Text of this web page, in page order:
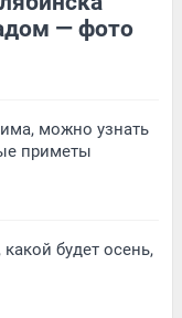
— фото
можно узнать
приметы
будет осень,